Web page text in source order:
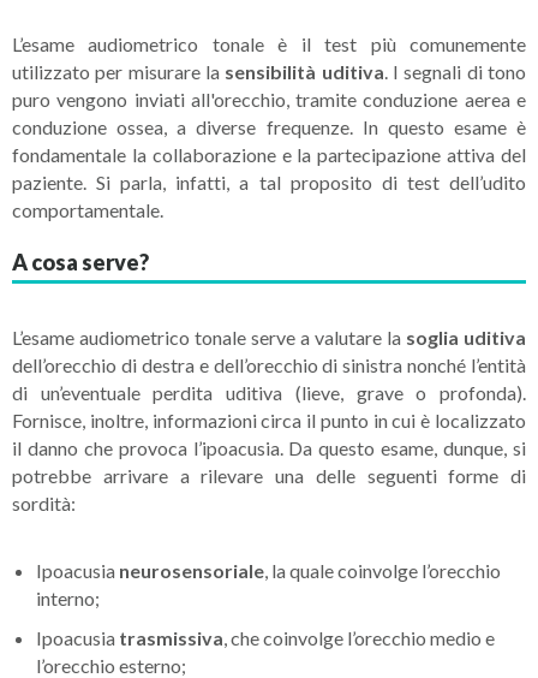
L’esame audiometrico tonale è il test più comunemente
utilizzato per misurare la sensibilità uditiva . I segnali di tono
puro vengono inviati all'orecchio, tramite conduzione aerea e
conduzione ossea, a diverse frequenze. In questo esame è
fondamentale la collaborazione e la partecipazione attiva del
paziente. Si parla, infatti, a tal proposito di test dell’udito
comportamentale.
A cosa serve?
L’esame audiometrico tonale serve a valutare la soglia uditiva
dell’orecchio di destra e dell’orecchio di sinistra nonché l’entità
di un’eventuale perdita uditiva (lieve, grave o profonda).
Fornisce, inoltre, informazioni circa il punto in cui è localizzato
il danno che provoca l’ipoacusia. Da questo esame, dunque, si
potrebbe arrivare a rilevare una delle seguenti forme di
sordità:
Ipoacusia neurosensoriale , la quale coinvolge l’orecchio
interno;
Ipoacusia trasmissiva , che coinvolge l’orecchio medio e
l’orecchio esterno;